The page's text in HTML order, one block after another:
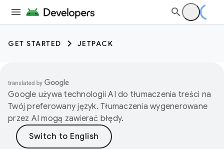
GET STARTED JETPACK
Google używa technologii AI do tłumaczenia treści na
Twój preferowany język. Tłumaczenia wygenerowane
przez AI mogą zawierać błędy.